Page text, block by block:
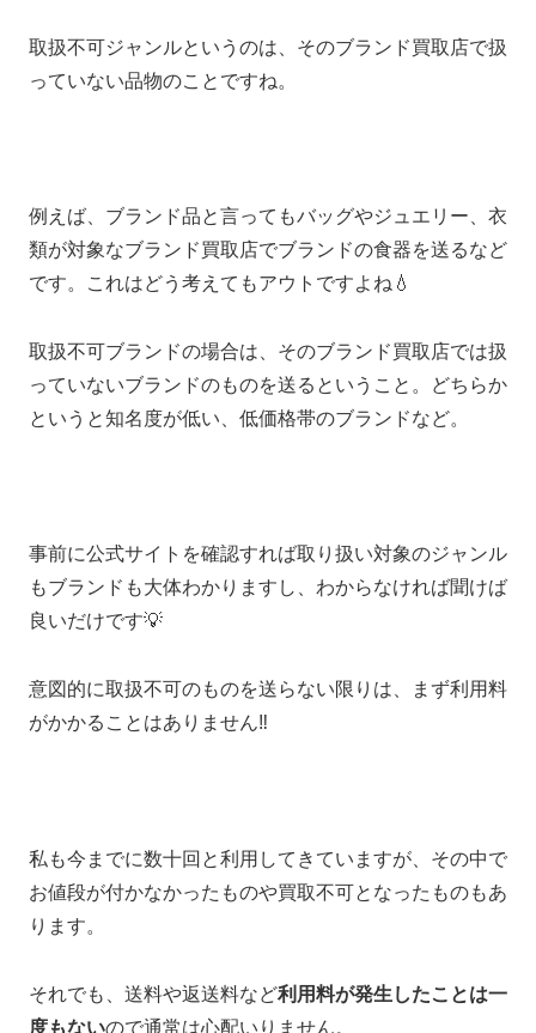
取扱不可ジャンルというのは、そのブランド買取店で扱
っていない品物のことですね。
例えば、ブランド品と言ってもバッグやジュエリー、衣
類が対象なブランド買取店でブランドの食器を送るなど
です。これはどう考えてもアウトですよね💧
取扱不可ブランドの場合は、そのブランド買取店では扱
っていないブランドのものを送るということ。どちらか
というと知名度が低い、低価格帯のブランドなど。
事前に公式サイトを確認すれば取り扱い対象のジャンル
もブランドも大体わかりますし、わからなければ聞けば
良いだけです💡
意図的に取扱不可のものを送らない限りは、まず利用料
がかかることはありません‼
私も今までに数十回と利用してきていますが、その中で
お値段が付かなかったものや買取不可となったものもあ
ります。
それでも、送料や返送料など利用料が発生したことは一
度もないので通常は心配いりません。